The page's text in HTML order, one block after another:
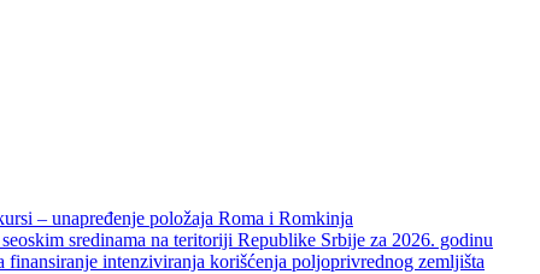
– unapređenje položaja Roma i Romkinja
sredinama na teritoriji Republike Srbije za 2026. godinu
intenziviranja korišćenja poljoprivrednog zemljišta